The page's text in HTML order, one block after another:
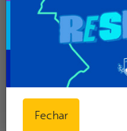
BRUNO DE
Fechar